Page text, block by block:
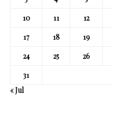
10
11 12
17
18 19
24
25 26
31
« Jul